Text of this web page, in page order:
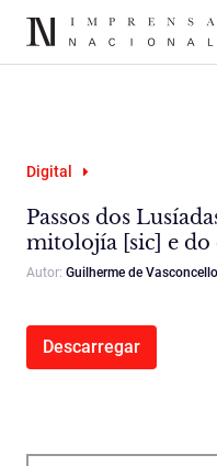
Digital
Passos dos
mitolojía [sic] e
Autor: Guilherme de
Descarregar